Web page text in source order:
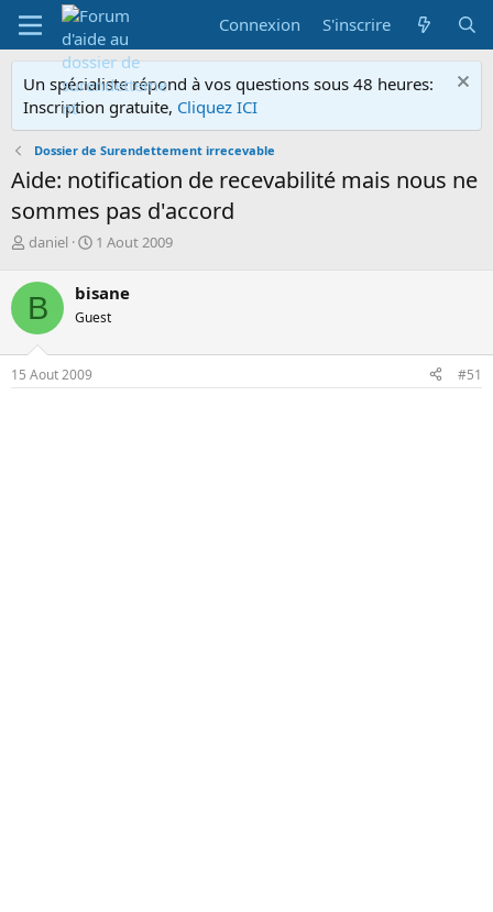
Connexion S'inscrire
Un spécialiste répond à vos questions sous 48 heures:
Inscription gratuite, Cliquez ICI
Dossier de Surendettement irrecevable
Aide: notification de recevabilité mais nous ne
sommes pas d'accord
A
t
e
u
r
d
e
daniel
D
e
d
d
1 Aout 2009
B bisane
Guest
15 Aout 2009 #51